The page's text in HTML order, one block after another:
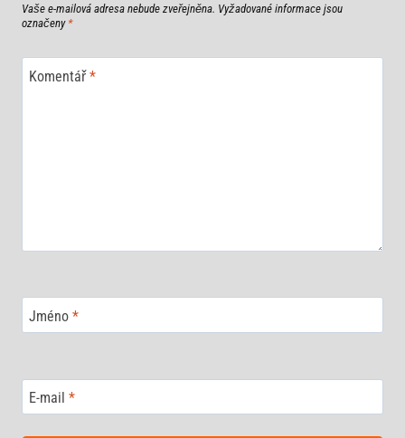
Vaše e-mailová adresa nebude zveřejněna. Vyžadované informace jsou
označeny *
Komentář*
Jméno *
E-mail *